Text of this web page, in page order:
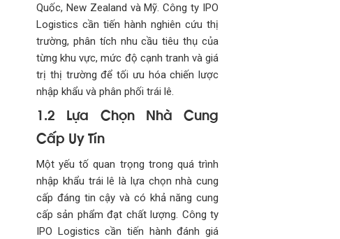
Quốc, New Zealand và Mỹ. Công ty IPO
Logistics cần tiến hành nghiên cứu thị
trường, phân tích nhu cầu tiêu thụ của
từng khu vực, mức độ cạnh tranh và giá
trị thị trường để tối ưu hóa chiến lược
nhập khẩu và phân phối trái lê.
1.2 Lựa Chọn Nhà Cung
Cấp Uy Tín
Một yếu tố quan trọng trong quá trình
nhập khẩu trái lê là lựa chọn nhà cung
cấp đáng tin cậy và có khả năng cung
cấp sản phẩm đạt chất lượng. Công ty
IPO Logistics cần tiến hành đánh giá